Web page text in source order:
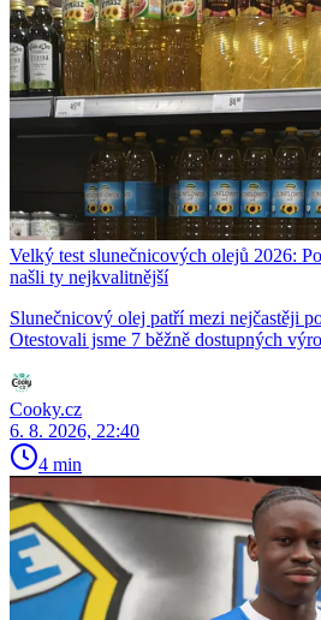
Velký test slunečnicových olejů 2026:
našli ty nejkvalitnější
Slunečnicový olej patří mezi nejčastěji
Otestovali jsme 7 běžně dostupných
Cooky.cz
6. 8. 2026, 22:40
4 min